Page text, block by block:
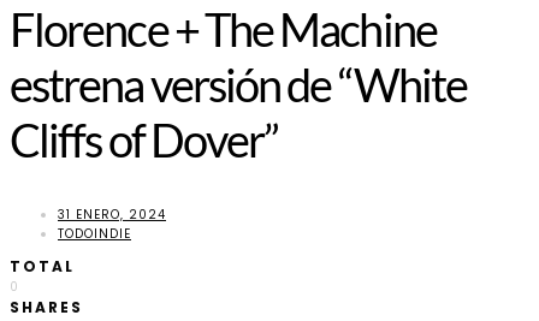
Florence + The Machine
estrena versión de “White
Cliffs of Dover”
31 ENERO, 2024
TODOINDIE
TOTAL
0
SHARES